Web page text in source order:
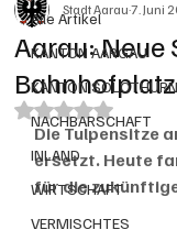
Alle Artikel
KANTON AARGAU
KANTON SOLOTHURN
NACHBARSCHAFT
INLAND
WIRTSCHAFT
VERMISCHTES
Aarau: Neue
Stadt Aarau7. Juni
Mit NaN von 5
Die Tulpensitze
ersetzt. Heute
für die